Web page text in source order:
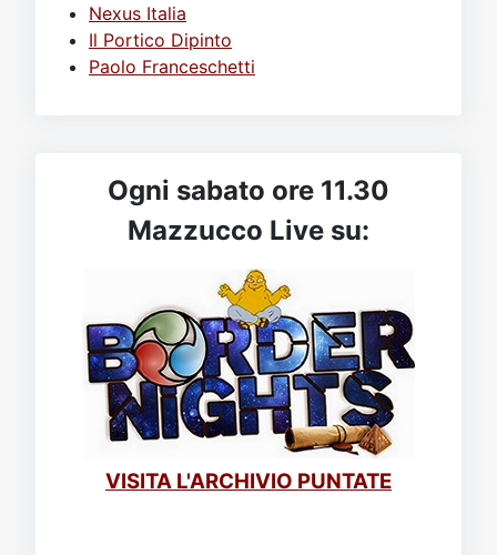
Nexus Italia
Il Portico Dipinto
Paolo Franceschetti
Ogni sabato ore 11.30
Mazzucco Live su:
VISITA L'ARCHIVIO PUNTATE